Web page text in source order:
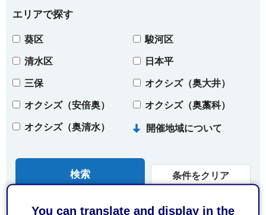
You can translate and display in the
エリアで探す
葵区 駿河区
清水区 日本平
三保 オクシズ（奥大井）
オクシズ（安倍奥） オクシズ（奥藁科）
オクシズ（奥清水） 開催地域について
条件をクリア